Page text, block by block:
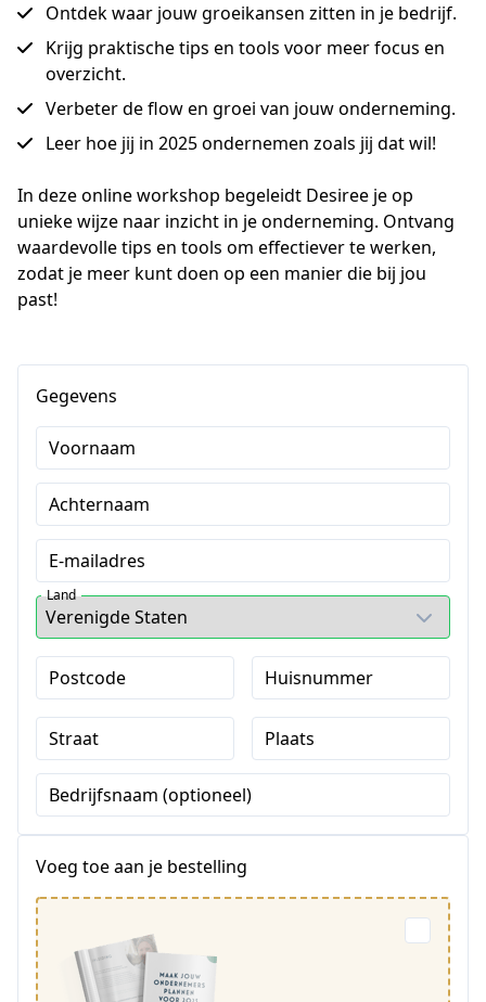
Ontdek waar jouw groeikansen zitten in je bedrijf.
Krijg praktische tips en tools voor meer focus en
overzicht.
Verbeter de flow en groei van jouw onderneming.
Leer hoe jij in 2025 ondernemen zoals jij dat wil!
In deze online workshop begeleidt Desiree je op
unieke wijze naar inzicht in je onderneming. Ontvang
waardevolle tips en tools om effectiever te werken,
zodat je meer kunt doen op een manier die bij jou
past!
Gegevens
Voornaam
Achternaam
E-mailadres
Land
Postcode Huisnummer
Straat Plaats
Bedrijfsnaam (optioneel)
Voeg toe aan je bestelling